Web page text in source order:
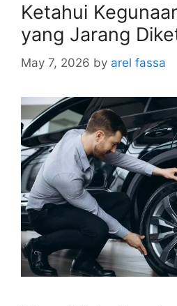
Ketahui
yang Jarang
May 7, 2026 by arel fassa